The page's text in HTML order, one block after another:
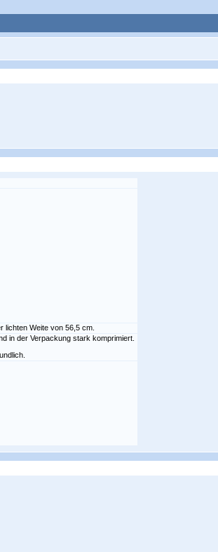
lichten Weite von 56,5 cm.
in der Verpackung stark komprimiert.